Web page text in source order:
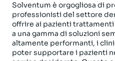
Solventum è orgogliosa di
professionisti del settore
offrire ai pazienti
a una gamma di soluzioni
altamente performanti, i
poter supportare i pazienti